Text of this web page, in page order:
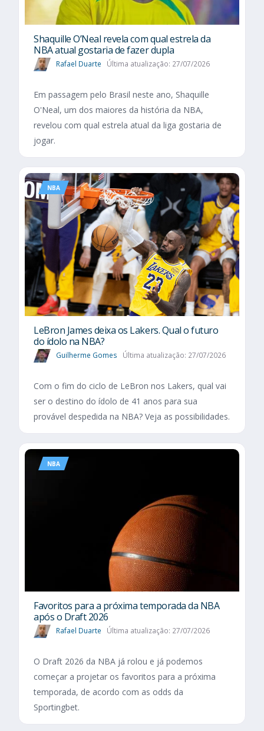
Shaquille O’Neal revela com qual estrela da
NBA atual gostaria de fazer dupla
Rafael Duarte Última atualização: 27/07/2026
Em passagem pelo Brasil neste ano, Shaquille
O'Neal, um dos maiores da história da NBA,
revelou com qual estrela atual da liga gostaria de
jogar.
NBA
LeBron James deixa os Lakers. Qual o futuro
do ídolo na NBA?
Guilherme Gomes Última atualização: 27/07/2026
Com o fim do ciclo de LeBron nos Lakers, qual vai
ser o destino do ídolo de 41 anos para sua
provável despedida na NBA? Veja as possibilidades.
NBA
Favoritos para a próxima temporada da NBA
após o Draft 2026
Rafael Duarte Última atualização: 27/07/2026
O Draft 2026 da NBA já rolou e já podemos
começar a projetar os favoritos para a próxima
temporada, de acordo com as odds da
Sportingbet.